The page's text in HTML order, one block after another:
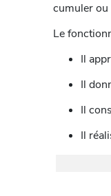
cumuler ou
Le
Il
Il
Il
Il